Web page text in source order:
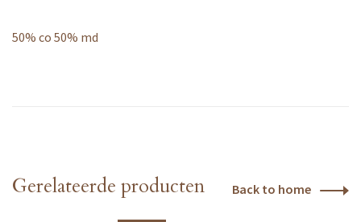
50% co 50% md
Gerelateerde producten Back to home